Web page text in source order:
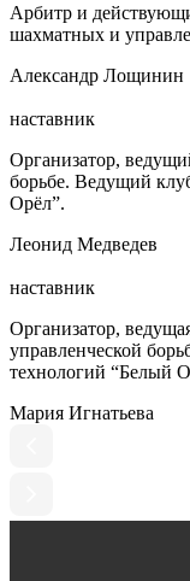
Арбитр и
шахматных и
Александр Лощинин
наставник
Организатор,
борьбе. Ведущий
Орёл”.
Леонид Медведев
наставник
Организатор,
управленческой
технологий “Белый
Мария Игнатьева